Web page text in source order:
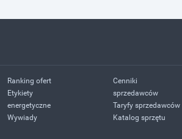
Ranking ofert
Etykiety
energetyczne
Wywiady
Cenniki
sprzedawców
Taryfy sprzedawców
Katalog sprzętu